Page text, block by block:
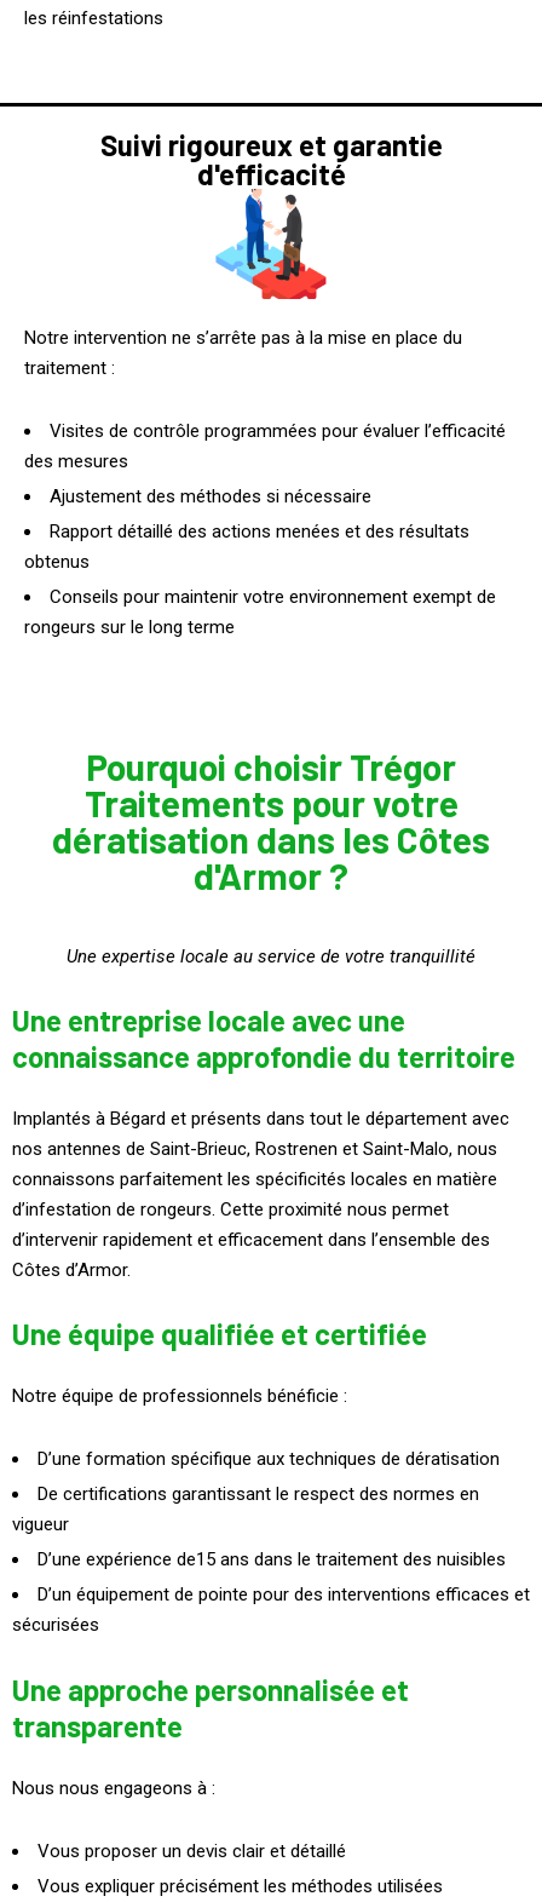
les réinfestations
Suivi rigoureux et garantie
d'efficacité
Notre intervention ne s’arrête pas à la mise en place du
traitement :
Visites de contrôle programmées pour évaluer l’efficacité
des mesures
Ajustement des méthodes si nécessaire
Rapport détaillé des actions menées et des résultats
obtenus
Conseils pour maintenir votre environnement exempt de
rongeurs sur le long terme
Pourquoi choisir Trégor
Traitements pour votre
dératisation dans les Côtes
d'Armor ?
Une expertise locale au service de votre tranquillité
Une entreprise locale avec une
connaissance approfondie du territoire
Implantés à Bégard et présents dans tout le département avec
nos antennes de Saint-Brieuc, Rostrenen et Saint-Malo, nous
connaissons parfaitement les spécificités locales en matière
d’infestation de rongeurs. Cette proximité nous permet
d’intervenir rapidement et efficacement dans l’ensemble des
Côtes d’Armor.
Une équipe qualifiée et certifiée
Notre équipe de professionnels bénéficie :
D’une formation spécifique aux techniques de dératisation
De certifications garantissant le respect des normes en
vigueur
D’une expérience de15 ans dans le traitement des nuisibles
D’un équipement de pointe pour des interventions efficaces et
sécurisées
Une approche personnalisée et
transparente
Nous nous engageons à :
Vous proposer un devis clair et détaillé
Vous expliquer précisément les méthodes utilisées